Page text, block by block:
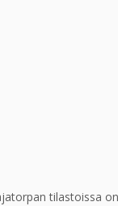
tilastoissa